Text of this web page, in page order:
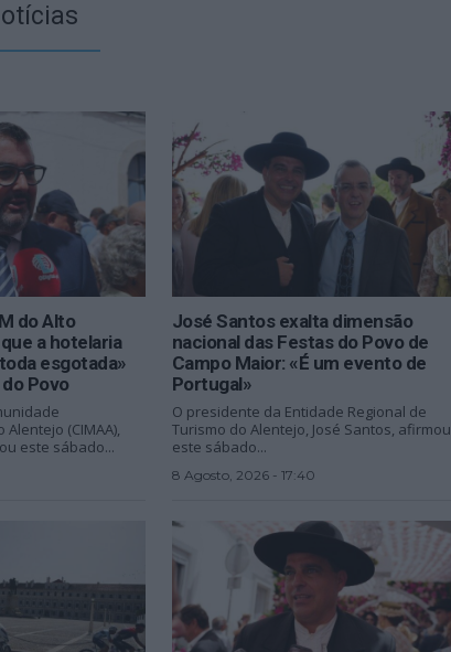
do Alto
a hotelaria
esgotada»
Povo
(CIMAA),
este sábado...
José Santos exalta dimensão
nacional das Festas do Povo de
Campo Maior: «É um evento de
Portugal»
O presidente da Entidade Regional de
Turismo do Alentejo, José Santos, afirmou
este sábado...
8 Agosto, 2026 - 17:40